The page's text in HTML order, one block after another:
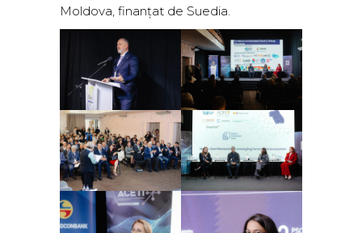
Moldova, finanțat de Suedia.